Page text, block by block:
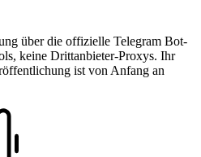
über die offizielle Telegram Bot-
keine Drittanbieter-Proxys. Ihr
ist von Anfang an